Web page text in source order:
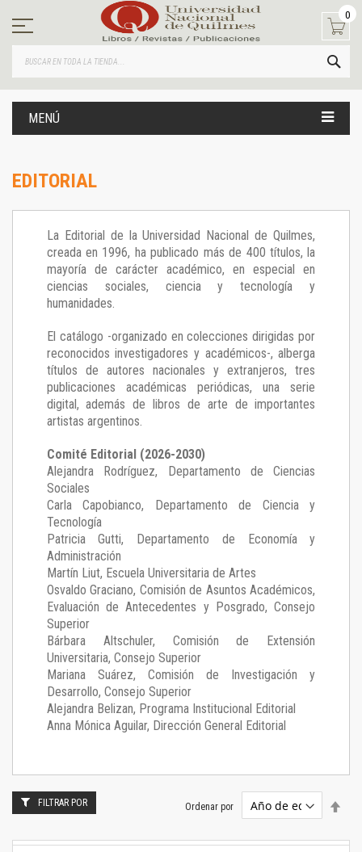
contenido
0
MENÚ
EDITORIAL
La Editorial de la Universidad Nacional de Quilmes,
creada en 1996, ha publicado más de 400 títulos, la
mayoría de carácter académico, en especial en
ciencias sociales, ciencia y tecnología y
humanidades.
El catálogo -organizado en colecciones dirigidas por
reconocidos investigadores y académicos-, alberga
títulos de autores nacionales y extranjeros, tres
publicaciones académicas periódicas, una serie
digital, además de libros de arte de importantes
artistas argentinos.
Comité Editorial (2026-2030)
Alejandra Rodríguez, Departamento de Ciencias
Sociales
Carla Capobianco, Departamento de Ciencia y
Tecnología
Patricia Gutti, Departamento de Economía y
Administración
Martín Liut, Escuela Universitaria de Artes
Osvaldo Graciano, Comisión de Asuntos Académicos,
Evaluación de Antecedentes y Posgrado, Consejo
Superior
Bárbara Altschuler, Comisión de Extensión
Universitaria, Consejo Superior
Mariana Suárez, Comisión de Investigación y
Desarrollo, Consejo Superior
Alejandra Belizan, Programa Institucional Editorial
Anna Mónica Aguilar, Dirección General Editorial
Ordenar por
FILTRAR POR